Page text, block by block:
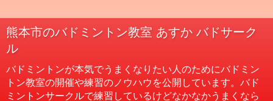
熊本市のバドミントン教室 あすか バドサーク
ル
バドミントンが本気でうまくなりたい人のためにバドミン
トン教室の開催や練習のノウハウを公開しています。バド
ミントンサークルで練習しているけどなかなかうまくなら